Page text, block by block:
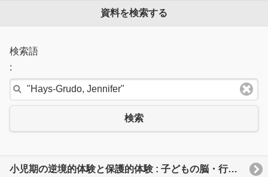
資料を検索する
検索語
:
検索
小児期の逆境的体験と保護的体験 : 子どもの脳・行動・発達に及ぼす影響とレジリエンス